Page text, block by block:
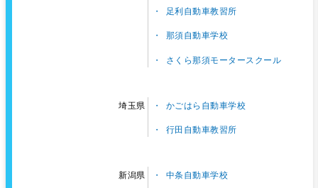
足利自動車教習所
那須自動車学校
さくら那須モータースクール
埼玉県 かごはら自動車学校
行田自動車教習所
新潟県 中条自動車学校